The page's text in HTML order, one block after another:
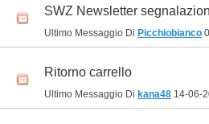
SWZ Newsletter
Ultimo Messaggio Di Picchiobianco
Ritorno carrello
Ultimo Messaggio Di kana48 14-06-